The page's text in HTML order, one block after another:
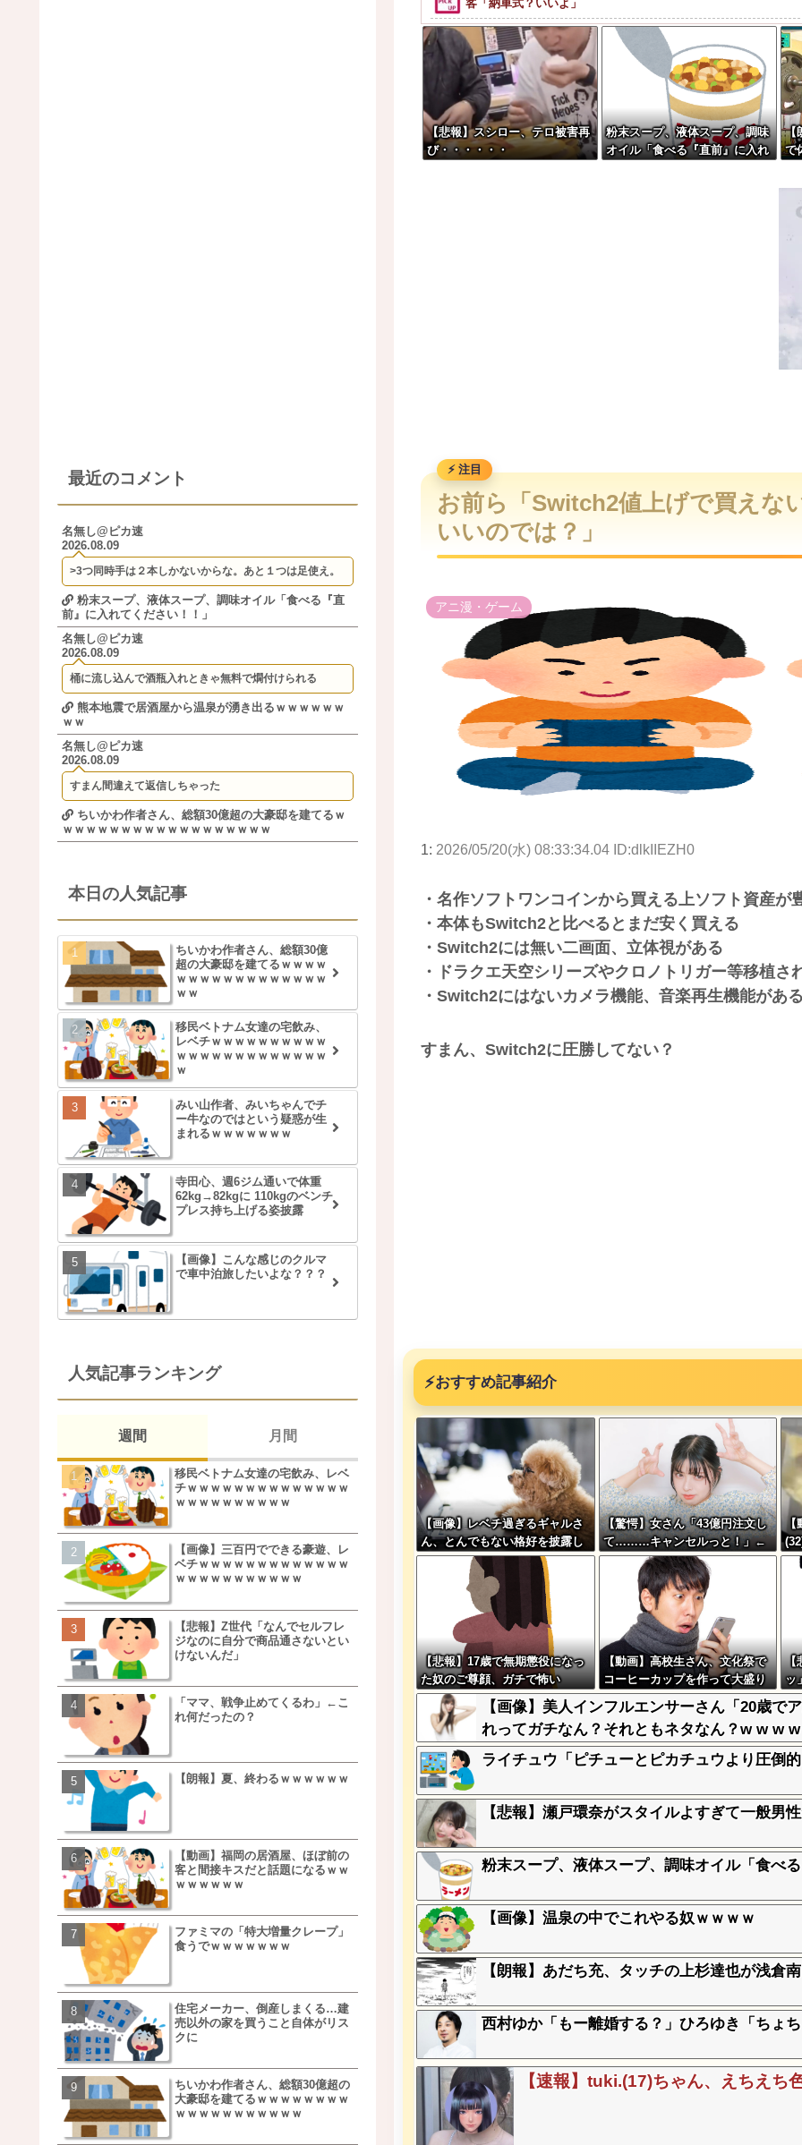
客「納車式？いいよ」
【悲報】「美人すぎる県警本部長」失職ｗｗｗｗｗｗｗｗｗ
【驚愕】女さん「43億円注文して………キャンセルっと！」←
【お前らも気をつけような！】ガールズバンドのボーカルさん
【悲報】仙台育英のマネージャー、首をひねっただけでウイン
粉末スープ、液体スープ、調味オイル「食べる『直前』に入れ
イタリア・ナポリ近郊で過去40年で最大規模の地震「M4.7」の
【動画】急病人？横須賀の国道16号でおかしな事故が撮影され
【悲報】スシロー、テロ被害再
び・・・・・・
粉末スープ、液体スープ、調味
オイル「食べる『直前』に入れ
【
で
お前ら「Switch2値上げで買えな
いいのでは？」
アニ漫・ゲーム
1: 2026/05/20(水) 08:33:34.04 ID:dlkIIEZH0
・名作ソフトワンコインから買える上ソフト資産が
・本体もSwitch2と比べるとまだ安く買える
・Switch2には無い二画面、立体視がある
・ドラクエ天空シリーズやクロノトリガー等移植さ
・Switch2にはないカメラ機能、音楽再生機能があ
すまん、Switch2に圧勝してない？
⚡おすすめ記事紹介
【画像】レベチ過ぎるギャルさ
ん、とんでもない格好を披露し
てしまうw w w w w w w
【驚愕】女さん「43億円注文し
て………キャンセルっと！」←
こいつの目的って一体なんな
の？？？？？？？
【
ｗ
【悲報】17歳で無期懲役になっ
た奴のご尊顔、ガチで怖い
【動画】高校生さん、文化祭で
コーヒーカップを作って大盛り
あがり←なんかどっかで見たこ
とあると話題に
【
ッ
る
【画像】美人インフルエンサーさん「20歳
れってガチなん？それともネタなん？w w w
ライチュウ「ピチューとピカチュウより圧倒
【悲報】瀬戸環奈がスタイルよすぎて一般男
粉末スープ、液体スープ、調味オイル「食べ
【画像】温泉の中でこれやる奴ｗｗｗｗ
【朗報】あだち充、タッチの上杉達也が浅倉
西村ゆか「もー離婚する？」ひろゆき「ちょ
【速報】tuki.(17)ちゃん、えちえ
最近のコメント
名無し@ピカ速
2026.08.09
>3つ同時手は２本しかないからな。あと１つは足使え。
粉末スープ、液体スープ、調味オイル「食べる『直
前』に入れてください！！」
名無し@ピカ速
2026.08.09
桶に流し込んで酒瓶入れときゃ無料で燗付けられる
熊本地震で居酒屋から温泉が湧き出るｗｗｗｗｗｗ
ｗｗ
名無し@ピカ速
2026.08.09
すまん間違えて返信しちゃった
ちいかわ作者さん、総額30億超の大豪邸を建てるｗ
ｗｗｗｗｗｗｗｗｗｗｗｗｗｗｗｗｗｗ
本日の人気記事
ちいかわ作者さん、総額30億
超の大豪邸を建てるｗｗｗｗ
ｗｗｗｗｗｗｗｗｗｗｗｗｗ
ｗｗ
移民ベトナム女達の宅飲み、
レベチｗｗｗｗｗｗｗｗｗｗ
ｗｗｗｗｗｗｗｗｗｗｗｗｗ
ｗ
みい山作者、みいちゃんでチ
ー牛なのではという疑惑が生
まれるｗｗｗｗｗｗｗ
寺田心、週6ジム通いで体重
62kg→82kgに 110kgのベンチ
プレス持ち上げる姿披露
【画像】こんな感じのクルマ
で車中泊旅したいよな？？？
人気記事ランキング
週間
移民ベトナム女達の宅飲み、レベ
チｗｗｗｗｗｗｗｗｗｗｗｗｗｗ
ｗｗｗｗｗｗｗｗｗｗ
【画像】三百円でできる豪遊、レ
ベチｗｗｗｗｗｗｗｗｗｗｗｗｗ
ｗｗｗｗｗｗｗｗｗｗｗ
【悲報】Z世代「なんでセルフレ
ジなのに自分で商品通さないとい
けないんだ」
「ママ、戦争止めてくるわ」←こ
れ何だったの？
【朗報】夏、終わるｗｗｗｗｗｗ
【動画】福岡の居酒屋、ほぼ前の
客と間接キスだと話題になるｗｗ
ｗｗｗｗｗｗ
ファミマの「特大増量クレープ」
食うでｗｗｗｗｗｗｗ
住宅メーカー、倒産しまくる…建
売以外の家を買うこと自体がリス
クに
ちいかわ作者さん、総額30億超の
大豪邸を建てるｗｗｗｗｗｗｗｗ
ｗｗｗｗｗｗｗｗｗｗｗ
月間
移民ベトナム女達の宅飲み、レベ
チｗｗｗｗｗｗｗｗｗｗｗｗｗｗ
ｗｗｗｗｗｗｗｗｗｗ
松本若菜(42歳)とかいう突然現れ
た美人おばさん女優ｗｗｗｗｗｗ
ｗ
鬼越トマホーク良ちゃん、吉本を
事実上のクビにｗｗｗ
【画像】キモいオジサンが着てる
服一覧がこちらｗｗｗｗｗｗｗｗ
【速報】しょこたん、遂に本当の
事を言うｗｗｗｗｗｗｗｗｗｗｗ
【朗報】NOギルティ炭酸、登場
ｗｗｗｗｗｗｗｗｗｗｗｗ
【画像】例の梨を5000個失った農
家さん、少し流れが変わってくる
【悲報】日本、ついに駅そばの値
段が限界突破ｗｗｗｗｗｗｗｗｗ
【悲報】すき家、炎上ｗｗｗｗｗ
ｗｗｗｗｗｗｗｗｗｗｗｗｗｗｗ
ｗｗｗ